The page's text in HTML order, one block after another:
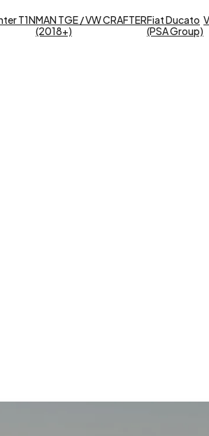
T1NMAN TGE / VW CRAFTER
(2018+)
Fiat Ducato
(PSA Group)